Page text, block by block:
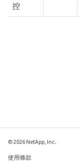
控
© 2026 NetApp, Inc.
使用條款